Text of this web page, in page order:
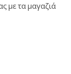
με τα μαγαζιά